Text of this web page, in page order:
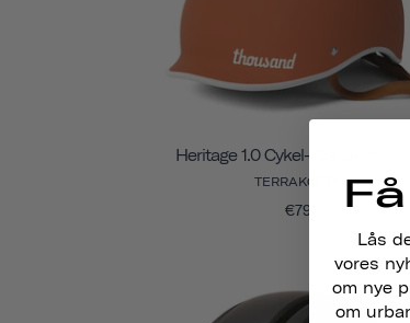
Heritage 1.0 Cykel- Og Skatehjelm
TERRAKOTTA
€79
Lås
vores
om nye
om